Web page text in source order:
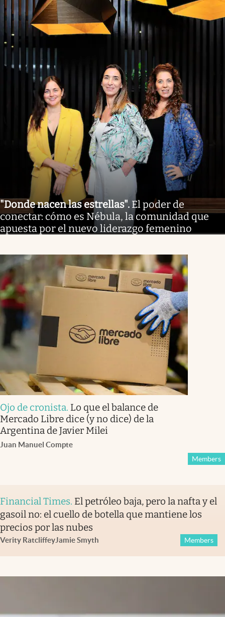
"Donde nacen las estrellas". El poder de
conectar: cómo es Nébula, la comunidad que
apuesta por el nuevo liderazgo femenino
Ojo de cronista. Lo que el balance de
Mercado Libre dice (y no dice) de la
Argentina de Javier Milei
Juan Manuel Compte
Members
Financial Times. El petróleo baja, pero la nafta y el
gasoil no: el cuello de botella que mantiene los
precios por las nubes
Verity RatcliffeyJamie Smyth Members